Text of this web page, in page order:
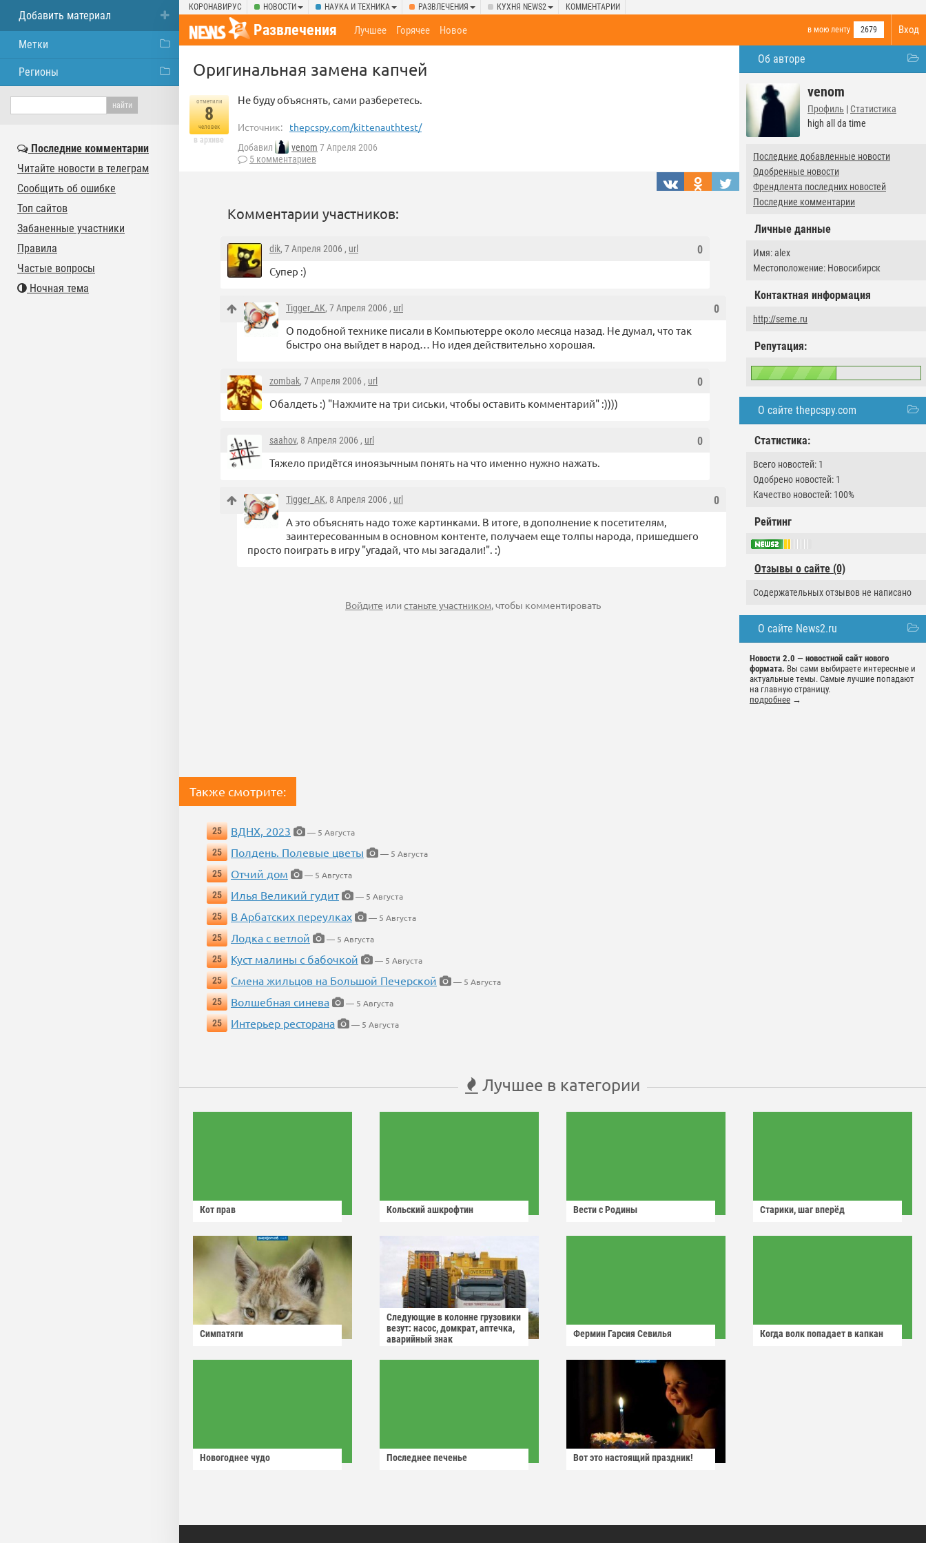
КОРОНАВИРУС НОВОСТИ НАУКА И ТЕХНИКА РАЗВЛЕЧЕНИЯ КУХНЯ NEWS2 КОММЕНТАРИИ
Вход
Развлечения в мою ленту 2679
Лучшее Горячее Новое
Об авторе
venom
Профиль | Статистика
high all da time
Последние добавленные новости
Одобренные новости
Френдлента последних новостей
Последние комментарии
Личные данные
Имя: alex
Местоположение: Новосибирск
Контактная информация
http://seme.ru
Репутация:
О сайте thepcspy.com
Статистика:
Всего новостей: 1
Одобрено новостей: 1
Качество новостей: 100%
Рейтинг
Отзывы о сайте (0)
Содержательных отзывов не написано
О сайте News2.ru
Новости 2.0 — новостной сайт нового
формата. Вы сами выбираете интересные и
актуальные темы. Самые лучшие попадают
на главную страницу.
подробнее →
Оригинальная замена капчей
отметили
8
человек
в архиве
Не буду объяснять, сами разберетесь.
Источник: thepcspy.com/kittenauthtest/
Добавил venom 7 Апреля 2006
5 комментариев
Комментарии участников:
0
dik, 7 Апреля 2006 , url
Супер :)
0
Tigger_AK, 7 Апреля 2006 , url
О подобной технике писали в Компьютерре около месяца назад. Не думал, что так
быстро она выйдет в народ… Но идея действительно хорошая.
0
zombak, 7 Апреля 2006 , url
Обалдеть :) "Нажмите на три сиськи, чтобы оставить комментарий" :))))
0
saahov, 8 Апреля 2006 , url
Тяжело придётся иноязычным понять на что именно нужно нажать.
0
Tigger_AK, 8 Апреля 2006 , url
А это объяснять надо тоже картинками. В итоге, в дополнение к посетителям,
заинтересованным в основном контенте, получаем еще толпы народа, пришедшего
просто поиграть в игру "угадай, что мы загадали!". :)
Войдите илистаньте участником, чтобы комментировать
Также смотрите:
25 ВДНХ, 2023
— 5 Августа
25
Полдень. Полевые цветы
— 5 Августа
25
Отчий дом
— 5 Августа
25
Илья Великий гудит
— 5 Августа
25
В Арбатских переулках
— 5 Августа
25
Лодка с ветлой
— 5 Августа
25
Куст малины с бабочкой
— 5 Августа
25
Смена жильцов на Большой Печерской
— 5 Августа
25
Волшебная синева
— 5 Августа
25
Интерьер ресторана — 5 Августа
Лучшее в категории
Кот прав Кольский ашкрофтин Вести с Родины Старики, шаг вперёд
Симпатяги
Следующие в колонне грузовики
везут: насос, домкрат, аптечка,
аварийный знак
Фермин Гарсия Севилья Когда волк попадает в капкан
Новогоднее чудо Последнее печенье Вот это настоящий праздник!
Добавить материал
Метки
Регионы
Последние комментарии
Читайте новости в телеграм
Сообщить об ошибке
Топ сайтов
Забаненные участники
Правила
Частые вопросы
Ночная тема